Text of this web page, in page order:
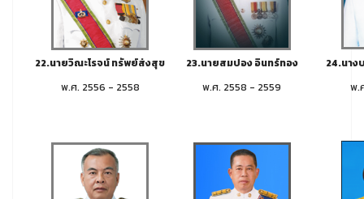
22.นายวิณะโรจน์ ทรัพย์ส่งสุข 23.นายสมปอง อินทร์ทอง
24.นาง
พ.ศ. 2556 - 2558
พ.ศ. 2558 - 2559 พ.